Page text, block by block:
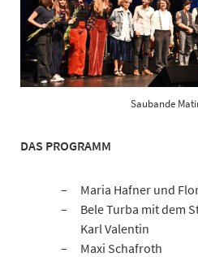
Saubande
DAS PROGRAMM
Maria Hafner und
Bele Turba mit dem
Karl Valentin
Maxi Schafroth